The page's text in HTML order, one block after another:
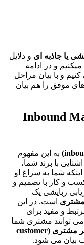
یا جاذبه ای و دلایل
و در ادامه
و با بیان مراحل
موفق را هم بیان
Inbound
به این مفهوم
با برند شما،
شما به سراغ او
و کار با تصمیم و
ربایشی یک
است. در این
و مفید برای
توانند مشتری شما
سفر مشتری (customer
بیان می شود.